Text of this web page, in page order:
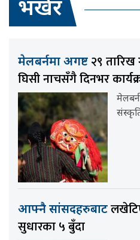
भर्खर
मेलबर्नमा अगष्ट २९ तारिख
घिसी नाचसँगै दिनभर
आफ्नै सांसदहरुबाट
सुधारका ५ बुँदा